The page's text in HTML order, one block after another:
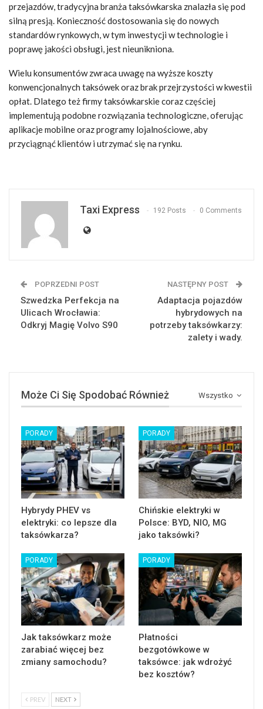
przejazdów, tradycyjna branża taksówkarska znalazła się pod
silną presją. Konieczność dostosowania się do nowych
standardów rynkowych, w tym inwestycji w technologie i
poprawę jakości obsługi, jest nieunikniona.
Wielu konsumentów zwraca uwagę na wyższe koszty
konwencjonalnych taksówek oraz brak przejrzystości w kwestii
opłat. Dlatego też firmy taksówkarskie coraz częściej
implementują podobne rozwiązania technologiczne, oferując
aplikacje mobilne oraz programy lojalnościowe, aby
przyciągnąć klientów i utrzymać się na rynku.
Taxi Express 192 Posts 0 Comments
POPRZEDNI POST
Szwedzka Perfekcja na
Ulicach Wrocławia:
Odkryj Magię Volvo S90
NASTĘPNY POST
Adaptacja pojazdów
hybrydowych na
potrzeby taksówkarzy:
zalety i wady.
Wszystko
Może Ci Się Spodobać Również
PORADY
Hybrydy PHEV vs
elektryki: co lepsze dla
taksówkarza?
PORADY
Chińskie elektryki w
Polsce: BYD, NIO, MG
jako taksówki?
PORADY
Jak taksówkarz może
zarabiać więcej bez
zmiany samochodu?
PORADY
Płatności
bezgotówkowe w
taksówce: jak wdrożyć
bez kosztów?
PREV NEXT